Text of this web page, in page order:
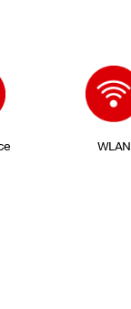
WLAN